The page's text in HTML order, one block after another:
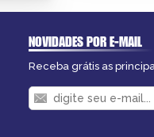
NOVIDADES POR E-MAIL
Receba grátis as